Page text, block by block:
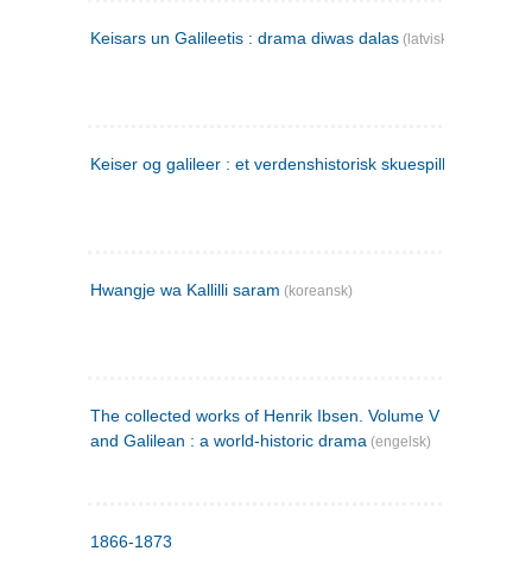
Keisars un Galileetis : drama diwas dalas (latvisk)
Keiser og galileer : et verdenshistorisk skuespill (1873)
Hwangje wa Kallilli saram (koreansk)
The collected works of Henrik Ibsen. Volume V : Emperor
and Galilean : a world-historic drama (engelsk)
1866-1873